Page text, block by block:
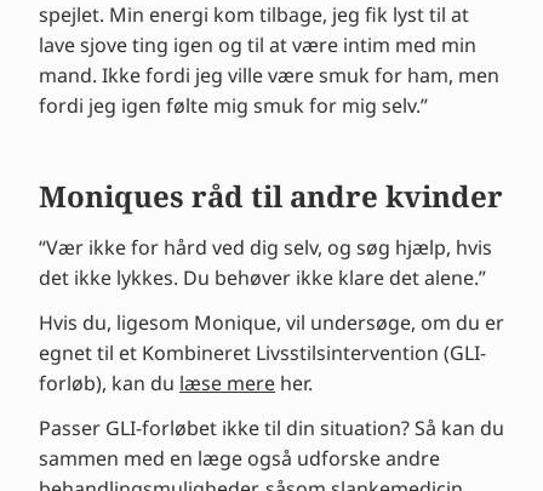
spejlet. Min energi kom tilbage, jeg fik lyst til at
lave sjove ting igen og til at være intim med min
mand. Ikke fordi jeg ville være smuk for ham, men
fordi jeg igen følte mig smuk for mig selv.”
Moniques råd til andre kvinder
“Vær ikke for hård ved dig selv, og søg hjælp, hvis
det ikke lykkes. Du behøver ikke klare det alene.”
Hvis du, ligesom Monique, vil undersøge, om du er
egnet til et Kombineret Livsstilsintervention (GLI-
forløb), kan du læse mere her.
Passer GLI-forløbet ikke til din situation? Så kan du
sammen med en læge også udforske andre